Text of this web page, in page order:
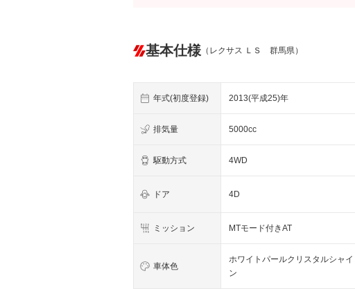
基本仕様 （レクサス ＬＳ 群馬県）
年式(初度登録) 2013(平成25)年
排気量 5000cc
駆動方式 4WD
ドア 4D
ミッション MTモード付きAT
車体色
ホワイトパールクリスタルシャイ
ン